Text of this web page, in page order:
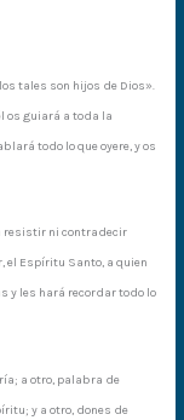
tales son hijos de Dios».
os guiará a toda la
todo lo que oyere, y os
resistir ni contradecir
el Espíritu Santo, a quien
y les hará recordar todo lo
a otro, palabra de
y a otro, dones de